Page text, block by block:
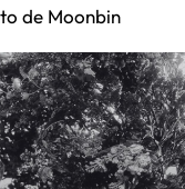
de Moonbin